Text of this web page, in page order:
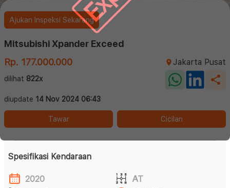
Ajukan Inspeksi Sekarang
Mitsubishi Xpander Exceed
Rp. 177.000.000
Jakarta Pusat
dilihat 822x
diupdate 14 Nov 2024 06:43
Tawar Cicilan
Spesifikasi Kendaraan
2020
AT